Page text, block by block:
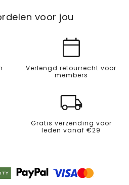
voor jou
Verlengd retourrecht voor
members
Gratis verzending voor
leden vanaf €29